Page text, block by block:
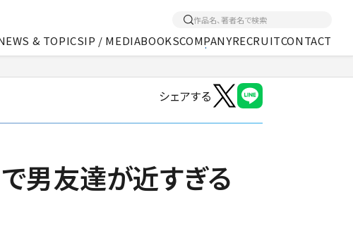
& TOPICSIP / MEDIABOOKSCOMPANYRECRUITCONTACT
シェアする
で男友達が近すぎる